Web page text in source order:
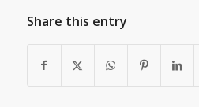
Share this entry